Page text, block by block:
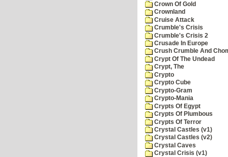
Crown Of Gold
Crownland
Cruise Attack
Crumble's Crisis
Crumble's Crisis 2
Crusade In Europe
Crush Crumble And
Crypt Of The Undead
Crypt, The
Crypto
Crypto Cube
Crypto-Gram
Crypto-Mania
Crypts Of Egypt
Crypts Of Plumbous
Crypts Of Terror
Crystal Castles (v1)
Crystal Castles (v2)
Crystal Caves
Crystal Crisis (v1)